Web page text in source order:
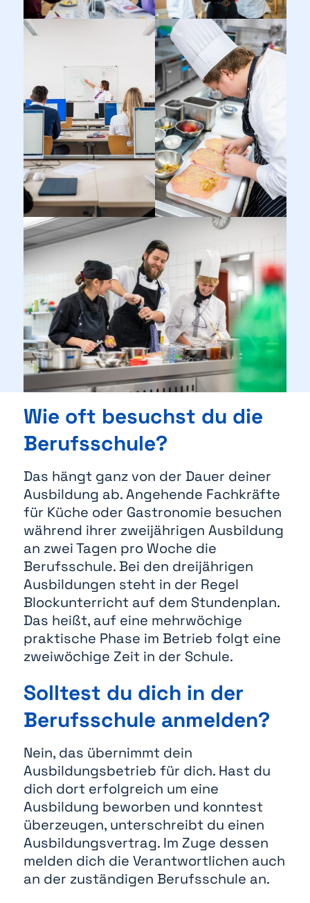
Wie oft besuchst du die
Berufsschule?
Das hängt ganz von der Dauer deiner
Ausbildung ab. Angehende Fachkräfte
für Küche oder Gastronomie besuchen
während ihrer zweijährigen Ausbildung
an zwei Tagen pro Woche die
Berufsschule. Bei den dreijährigen
Ausbildungen steht in der Regel
Blockunterricht auf dem Stundenplan.
Das heißt, auf eine mehrwöchige
praktische Phase im Betrieb folgt eine
zweiwöchige Zeit in der Schule.
Solltest du dich in der
Berufsschule anmelden?
Nein, das übernimmt dein
Ausbildungsbetrieb für dich. Hast du
dich dort erfolgreich um eine
Ausbildung beworben und konntest
überzeugen, unterschreibt du einen
Ausbildungsvertrag. Im Zuge dessen
melden dich die Verantwortlichen auch
an der zuständigen Berufsschule an.